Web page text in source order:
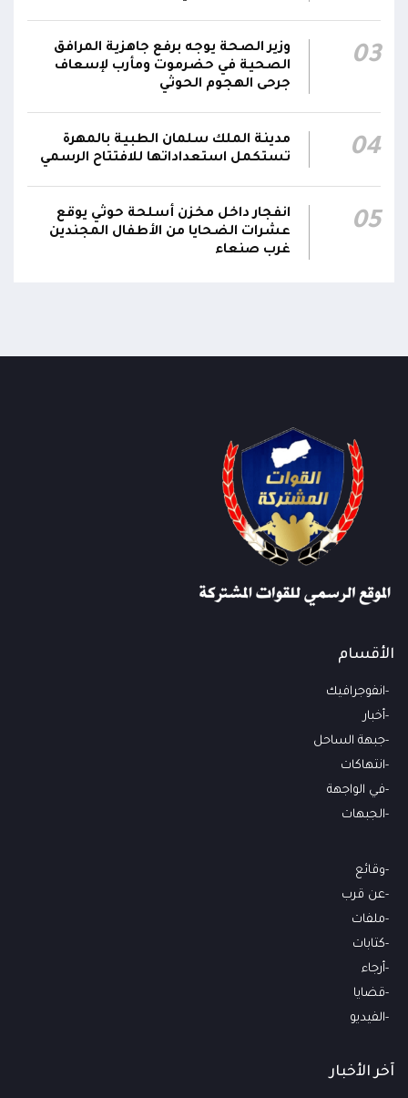
أضراراً مادية بمنازل المواطنين المجاورة
اتفاقية الدفاع المشتركة بين السعودية وباكستان
وتركيا تنص على أن أي هجوم مسلح يُشن على أي
من الدول الثلاث سيعدّ هجوما عليها جميعا
03
وزير الصحة يوجه برفع جاهزية المرافق
الصحية في حضرموت ومأرب لإسعاف
جرحى الهجوم الحوثي
04
مدينة الملك سلمان الطبية بالمهرة
تستكمل استعداداتها للافتتاح الرسمي
05
انفجار داخل مخزن أسلحة حوثي يوقع
عشرات الضحايا من الأطفال المجندين
غرب صنعاء
الأقسام
انفوجرافيك
أخبار
جبهة الساحل
انتهاكات
في الواجهة
الجبهات
وقائع
عن قرب
ملفات
كتابات
أرجاء
قضايا
الفيديو
آخر الأخبار